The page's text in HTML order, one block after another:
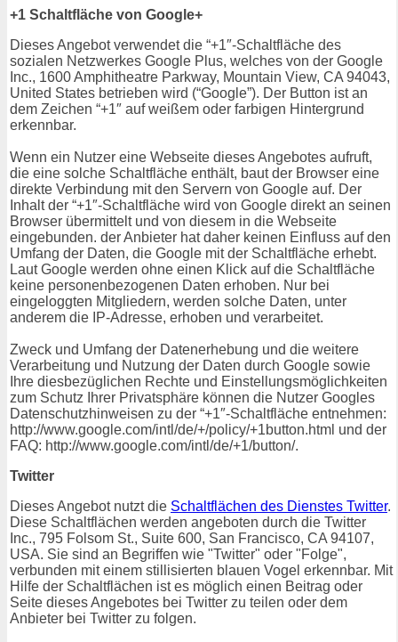
+1 Schaltfläche von Google+
Dieses Angebot verwendet die “+1″-Schaltfläche des
sozialen Netzwerkes Google Plus, welches von der Google
Inc., 1600 Amphitheatre Parkway, Mountain View, CA 94043,
United States betrieben wird (“Google”). Der Button ist an
dem Zeichen “+1″ auf weißem oder farbigen Hintergrund
erkennbar.
Wenn ein Nutzer eine Webseite dieses Angebotes aufruft,
die eine solche Schaltfläche enthält, baut der Browser eine
direkte Verbindung mit den Servern von Google auf. Der
Inhalt der “+1″-Schaltfläche wird von Google direkt an seinen
Browser übermittelt und von diesem in die Webseite
eingebunden. der Anbieter hat daher keinen Einfluss auf den
Umfang der Daten, die Google mit der Schaltfläche erhebt.
Laut Google werden ohne einen Klick auf die Schaltfläche
keine personenbezogenen Daten erhoben. Nur bei
eingeloggten Mitgliedern, werden solche Daten, unter
anderem die IP-Adresse, erhoben und verarbeitet.
Zweck und Umfang der Datenerhebung und die weitere
Verarbeitung und Nutzung der Daten durch Google sowie
Ihre diesbezüglichen Rechte und Einstellungsmöglichkeiten
zum Schutz Ihrer Privatsphäre können die Nutzer Googles
Datenschutzhinweisen zu der “+1″-Schaltfläche entnehmen:
http://www.google.com/intl/de/+/policy/+1button.html und der
FAQ: http://www.google.com/intl/de/+1/button/.
Twitter
Dieses Angebot nutzt die Schaltflächen des Dienstes Twitter.
Diese Schaltflächen werden angeboten durch die Twitter
Inc., 795 Folsom St., Suite 600, San Francisco, CA 94107,
USA. Sie sind an Begriffen wie "Twitter" oder "Folge",
verbunden mit einem stillisierten blauen Vogel erkennbar. Mit
Hilfe der Schaltflächen ist es möglich einen Beitrag oder
Seite dieses Angebotes bei Twitter zu teilen oder dem
Anbieter bei Twitter zu folgen.